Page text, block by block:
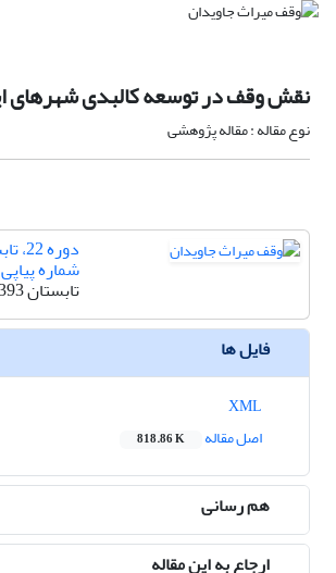
نقش وقف در توسعه کالبدی شهرهای
نوع مقاله : مقاله پژوهشی
شماره پیاپی 86
تابستان 1393
فایل ها
اصل مقاله
818.86 K
هم رسانی
ارجاع به این مقاله